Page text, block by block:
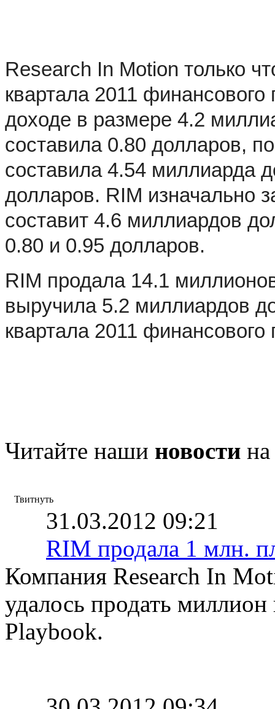
Research In Motion только
квартала 2011
доходе в размере 4.2
составила 0.80 долларов,
составила 4.54 миллиарда
долларов. RIM изначально
составит 4.6 миллиардов
0.80 и 0.95 долларов.
RIM продала 14.1
выручила 5.2 миллиардов
квартала 2011 финансового
Читайте наши новости
Твитнуть
31.03.2012 09:21
RIM продала 1 млн.
Компания Research In
удалось продать
Playbook.